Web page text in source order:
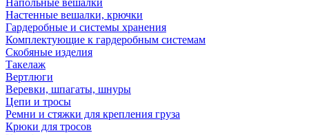
Напольные вешалки
Настенные вешалки, крючки
Гардеробные и системы хранения
Комплектующие к гардеробным системам
Скобяные изделия
Такелаж
Вертлюги
Веревки, шпагаты, шнуры
Цепи и тросы
Ремни и стяжки для крепления груза
Крюки для тросов